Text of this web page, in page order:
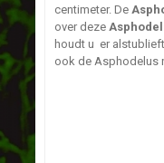
centimeter. De
over deze
houdt u er
ook de Asphodelus